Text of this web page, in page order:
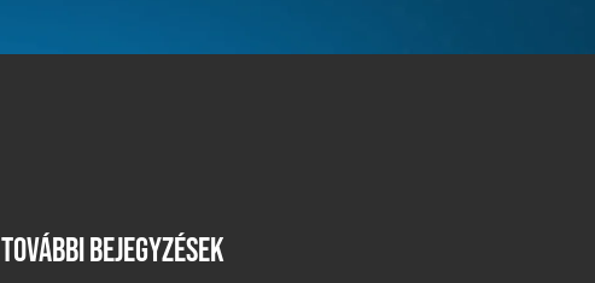
TOVÁBBI BEJEGYZÉSEK